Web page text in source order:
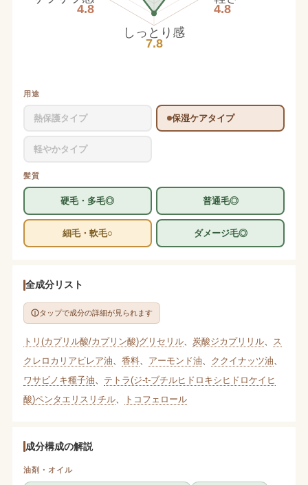
4.8
しっとり感
7.8
4.8
用途
熱保護タイプ 保湿ケアタイプ
軽やかタイプ
髪質
硬毛・多毛◎ 普通毛◎
細毛・軟毛○ ダメージ毛◎
全成分リスト
タップで成分の詳細が見られます
トリ(カプリル酸/カプリン酸)グリセリル、 炭酸ジカプリリル、
ス
クレロカリアビレア油
香料、 アーモンド油 ククイナッツ油
ワサビノキ種子油
テトラ(ジ-t-ブチルヒドロキシヒドロケイヒ
酸)ペンタエリスリチル、 トコフェロール
成分構成の解説
油剤・オイル